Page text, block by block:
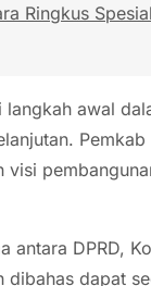
Ringkus
awal
antara DPRD,
dapat